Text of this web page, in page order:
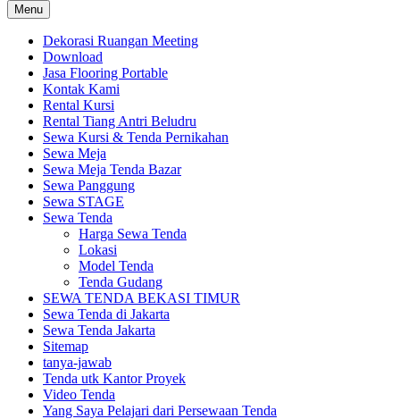
Menu
Dekorasi Ruangan Meeting
Download
Jasa Flooring Portable
Kontak Kami
Rental Kursi
Rental Tiang Antri Beludru
Sewa Kursi & Tenda Pernikahan
Sewa Meja
Sewa Meja Tenda Bazar
Sewa Panggung
Sewa STAGE
Sewa Tenda
Harga Sewa Tenda
Lokasi
Model Tenda
Tenda Gudang
SEWA TENDA BEKASI TIMUR
Sewa Tenda di Jakarta
Sewa Tenda Jakarta
Sitemap
tanya-jawab
Tenda utk Kantor Proyek
Video Tenda
Yang Saya Pelajari dari Persewaan Tenda